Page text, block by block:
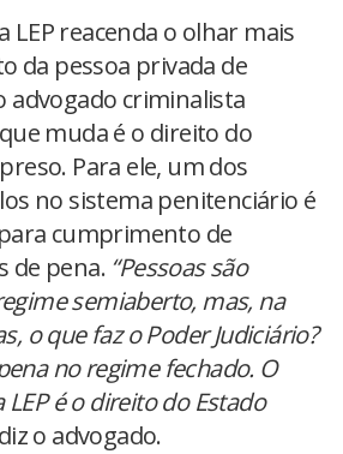
LEP reacenda o olhar mais
da pessoa privada de
advogado criminalista
muda é o direito do
Para ele, um dos
no sistema penitenciário é
cumprimento de
de pena. “Pessoas são
semiaberto, mas, na
o que faz o Poder Judiciário?
no regime fechado. O
é o direito do Estado
o advogado.